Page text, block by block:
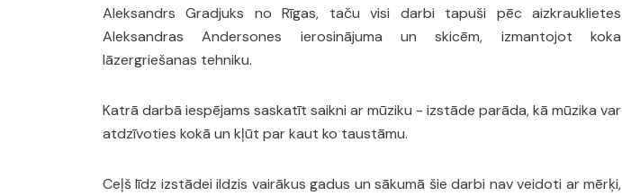
Aleksandrs Gradjuks no Rīgas, taču visi darbi tapuši pēc aizkrauklietes
Aleksandras Andersones ierosinājuma un skicēm, izmantojot koka
lāzergriešanas tehniku.
Katrā darbā iespējams saskatīt saikni ar mūziku - izstāde parāda, kā mūzika var
atdzīvoties kokā un kļūt par kaut ko taustāmu.
Ceļš līdz izstādei ildzis vairākus gadus un sākumā šie darbi nav veidoti ar mērķi,